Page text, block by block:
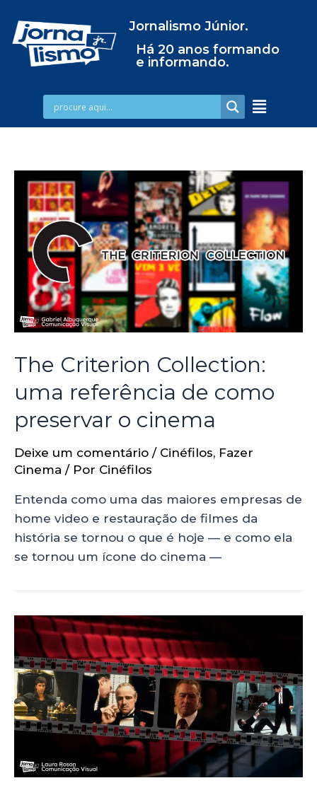
Jornalismo Júnior.
Há 20 anos formando
e informando.
The Criterion Collection:
uma referência de como
preservar o cinema
Deixe um comentário / Cinéfilos, Fazer
Cinema / Por Cinéfilos
Entenda como uma das maiores empresas de
home video e restauração de filmes da
história se tornou o que é hoje — e como ela
se tornou um ícone do cinema —